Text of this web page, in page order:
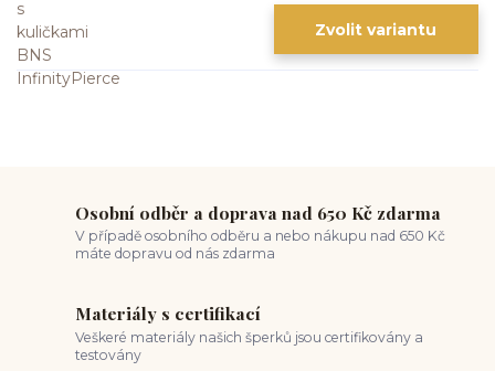
Zvolit variantu
Osobní odběr a doprava nad 650 Kč zdarma
V případě osobního odběru a nebo nákupu nad 650 Kč
máte dopravu od nás zdarma
Materiály s certifikací
Veškeré materiály našich šperků jsou certifikovány a
testovány